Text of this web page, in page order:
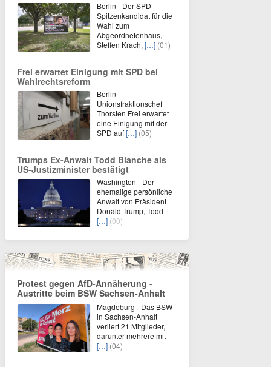
Berlin - Der SPD-
Spitzenkandidat für die
Wahl zum
Abgeordnetenhaus,
Steffen Krach, […] (01)
Frei erwartet Einigung mit SPD bei
Wahlrechtsreform
Berlin -
Unionsfraktionschef
Thorsten Frei erwartet
eine Einigung mit der
SPD auf[…] (05)
Trumps Ex-Anwalt Todd Blanche als
US-Justizminister bestätigt
Washington - Der
ehemalige persönliche
Anwalt von Präsident
Donald Trump, Todd
[…] (00)
Protest gegen AfD-Annäherung -
Austritte beim BSW Sachsen-Anhalt
Magdeburg - Das BSW
in Sachsen-Anhalt
verliert 21 Mitglieder,
darunter mehrere mit
[…] (04)